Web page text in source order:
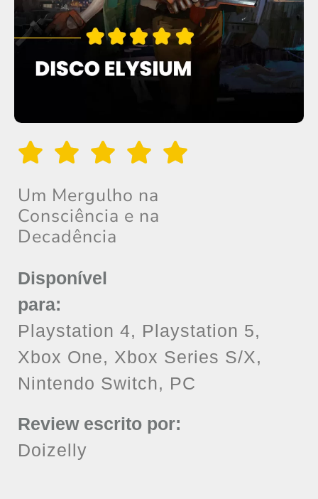
Um Mergulho na
Consciência e na
Decadência
Disponível
para:
Playstation 4, Playstation 5,
Xbox One, Xbox Series S/X,
Nintendo Switch, PC
Review escrito por:
Doizelly